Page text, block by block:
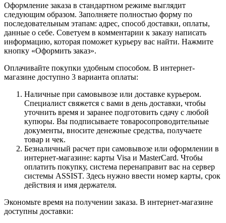
Оформление заказа в стандартном режиме выглядит
следующим образом. Заполняете полностью форму по
последовательным этапам: адрес, способ доставки, оплаты,
данные о себе. Советуем в комментарии к заказу написать
информацию, которая поможет курьеру вас найти. Нажмите
кнопку «Оформить заказ».
Оплачивайте покупки удобным способом. В интернет-
магазине доступно 3 варианта оплаты:
Наличные при самовывозе или доставке курьером.
Специалист свяжется с вами в день доставки, чтобы
уточнить время и заранее подготовить сдачу с любой
купюры. Вы подписываете товаросопроводительные
документы, вносите денежные средства, получаете
товар и чек.
Безналичный расчет при самовывозе или оформлении в
интернет-магазине: карты Visa и MasterCard. Чтобы
оплатить покупку, система перенаправит вас на сервер
системы ASSIST. Здесь нужно ввести номер карты, срок
действия и имя держателя.
Экономьте время на получении заказа. В интернет-магазине
доступны доставки: